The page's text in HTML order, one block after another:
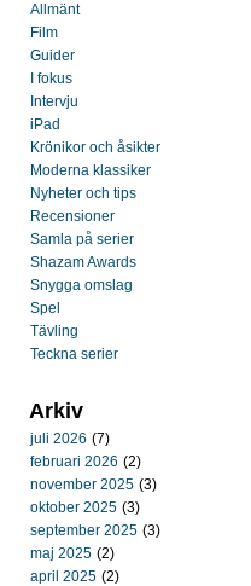
Allmänt
Film
Guider
I fokus
Intervju
iPad
Krönikor och åsikter
Moderna klassiker
Nyheter och tips
Recensioner
Samla på serier
Shazam Awards
Snygga omslag
Spel
Tävling
Teckna serier
Arkiv
juli 2026 (7)
februari 2026 (2)
november 2025 (3)
oktober 2025 (3)
september 2025 (3)
maj 2025 (2)
april 2025 (2)